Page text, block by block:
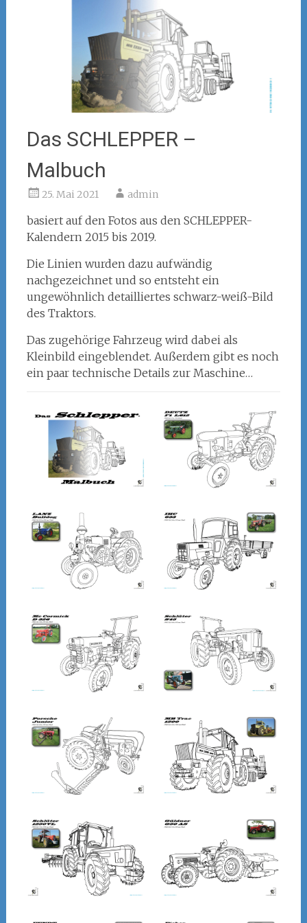
Das SCHLEPPER –
Malbuch
25. Mai 2021 admin
basiert auf den Fotos aus den SCHLEPPER-
Kalendern 2015 bis 2019.
Die Linien wurden dazu aufwändig
nachgezeichnet und so entsteht ein
ungewöhnlich detailliertes schwarz-weiß-Bild
des Traktors.
Das zugehörige Fahrzeug wird dabei als
Kleinbild eingeblendet. Außerdem gibt es noch
ein paar technische Details zur Maschine…